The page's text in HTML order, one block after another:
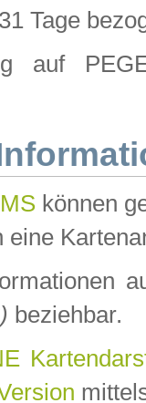
Tage
auf
können
eine
beziehbar.